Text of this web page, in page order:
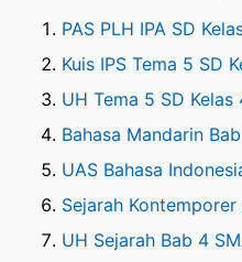
PAS PLH IPA SD
Kuis IPS Tema 5 SD
UH Tema 5 SD Kelas
Bahasa Mandarin
UAS Bahasa
Sejarah Kontemporer
UH Sejarah Bab 4